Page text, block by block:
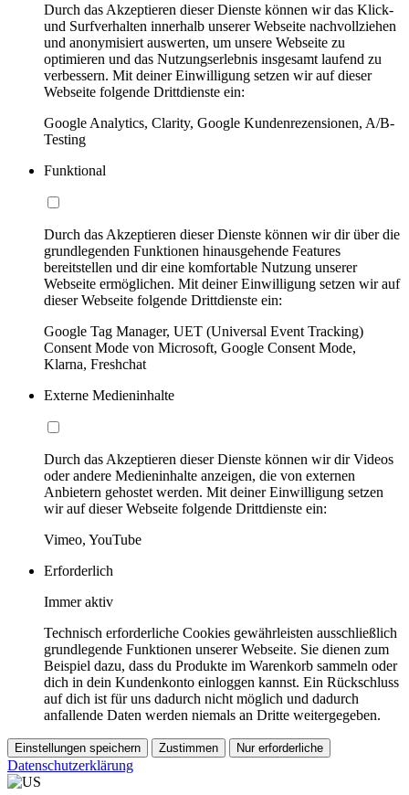
Durch das Akzeptieren dieser Dienste können wir das Klick-
und Surfverhalten innerhalb unserer Webseite nachvollziehen
und anonymisiert auswerten, um unsere Webseite zu
optimieren und das Nutzungserlebnis insgesamt laufend zu
verbessern. Mit deiner Einwilligung setzen wir auf dieser
Webseite folgende Drittdienste ein:
Google Analytics, Clarity, Google Kundenrezensionen, A/B-
Testing
Funktional
Durch das Akzeptieren dieser Dienste können wir dir über die
grundlegenden Funktionen hinausgehende Features
bereitstellen und dir eine komfortable Nutzung unserer
Webseite ermöglichen. Mit deiner Einwilligung setzen wir auf
dieser Webseite folgende Drittdienste ein:
Google Tag Manager, UET (Universal Event Tracking)
Consent Mode von Microsoft, Google Consent Mode,
Klarna, Freshchat
Externe Medieninhalte
Durch das Akzeptieren dieser Dienste können wir dir Videos
oder andere Medieninhalte anzeigen, die von externen
Anbietern gehostet werden. Mit deiner Einwilligung setzen
wir auf dieser Webseite folgende Drittdienste ein:
Vimeo, YouTube
Erforderlich
Immer aktiv
Technisch erforderliche Cookies gewährleisten ausschließlich
grundlegende Funktionen unserer Webseite. Sie dienen zum
Beispiel dazu, dass du Produkte im Warenkorb sammeln oder
dich in dein Kundenkonto einloggen kannst. Ein Rückschluss
auf dich ist für uns dadurch nicht möglich und dadurch
anfallende Daten werden niemals an Dritte weitergegeben.
Einstellungen speichern Zustimmen Nur erforderliche
Datenschutzerklärung